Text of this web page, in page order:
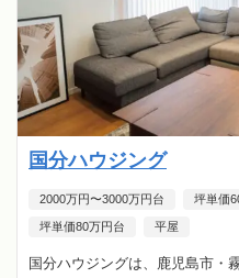
国分ハウジング
2000万円〜3000万円台 坪単価
坪単価80万円台 平屋
国分ハウジングは、鹿児島市・